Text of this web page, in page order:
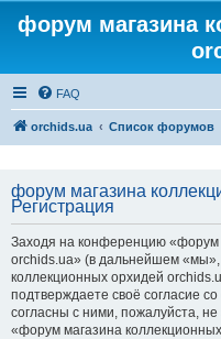
форум магазина
FAQ
orchids.ua Список форумов
форум магазина
Регистрация
Заходя на конференцию «форум
orchids.ua» (в дальнейшем
коллекционных орхидей
подтверждаете своё согласие
согласны с ними, пожалуйста,
«форум магазина